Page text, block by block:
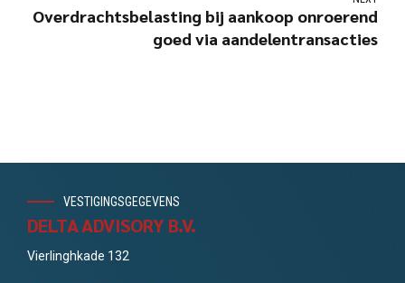
Overdrachtsbelasting bij aankoop onroerend
goed via aandelentransacties
VESTIGINGSGEGEVENS
DELTA ADVISORY B.V.
Vierlinghkade 132